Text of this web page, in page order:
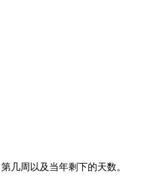
几周以及当年剩下的天数。